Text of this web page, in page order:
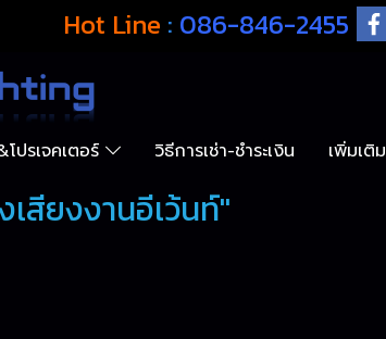
Hot Line : 086-846-2455
โปรเจคเตอร์ วิธีการเช่า-ชำระเงิน เพิ่มเติม
เสียงงานอีเว้นท์"